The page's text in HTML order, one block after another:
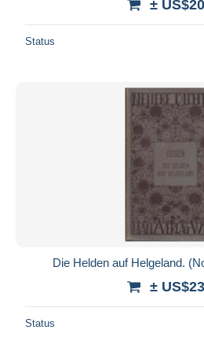
±
Status
Die Helden auf Helgeland.
±
Status